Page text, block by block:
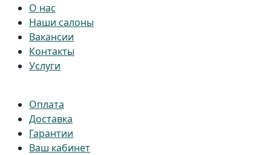
О нас
Наши салоны
Вакансии
Контакты
Услуги
Оплата
Доставка
Гарантии
Ваш кабинет